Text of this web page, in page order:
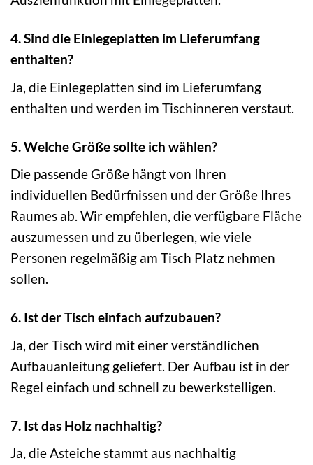
4. Sind die Einlegeplatten im Lieferumfang
enthalten?
Ja, die Einlegeplatten sind im Lieferumfang
enthalten und werden im Tischinneren verstaut.
5. Welche Größe sollte ich wählen?
Die passende Größe hängt von Ihren
individuellen Bedürfnissen und der Größe Ihres
Raumes ab. Wir empfehlen, die verfügbare Fläche
auszumessen und zu überlegen, wie viele
Personen regelmäßig am Tisch Platz nehmen
sollen.
6. Ist der Tisch einfach aufzubauen?
Ja, der Tisch wird mit einer verständlichen
Aufbauanleitung geliefert. Der Aufbau ist in der
Regel einfach und schnell zu bewerkstelligen.
7. Ist das Holz nachhaltig?
Ja, die Asteiche stammt aus nachhaltig